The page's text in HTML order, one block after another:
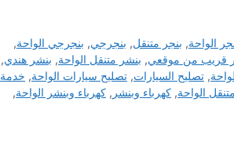
الواحة, بنجر متنقل, بنجرجي, بنجرجي الواحة,
قريب من موقعي, بنشر متنقل الواحة, بنشر هندي,
, تصليح السيارات, تصليح سيارات الواحة, خدمة
الواحة, كهرباء وبنشر , كهرباء وبنشر الواحة,